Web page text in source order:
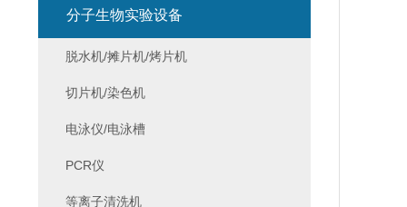
分子生物实验设备
脱水机/摊片机/烤片机
切片机/染色机
电泳仪/电泳槽
PCR仪
等离子清洗机